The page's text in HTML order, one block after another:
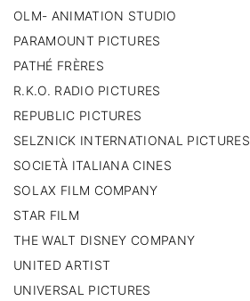
OLM- ANIMATION STUDIO
PARAMOUNT PICTURES
PATHÉ FRÈRES
R.K.O. RADIO PICTURES
REPUBLIC PICTURES
SELZNICK INTERNATIONAL PICTURES
SOCIETÀ ITALIANA CINES
SOLAX FILM COMPANY
STAR FILM
THE WALT DISNEY COMPANY
UNITED ARTIST
UNIVERSAL PICTURES